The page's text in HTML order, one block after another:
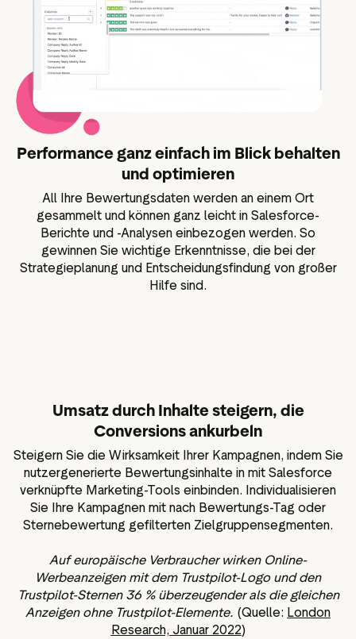
Performance ganz einfach im Blick behalten
und optimieren
All Ihre Bewertungsdaten werden an einem Ort
gesammelt und können ganz leicht in Salesforce-
Berichte und -Analysen einbezogen werden. So
gewinnen Sie wichtige Erkenntnisse, die bei der
Strategieplanung und Entscheidungsfindung von großer
Hilfe sind.
Umsatz durch Inhalte steigern, die
Conversions ankurbeln
Steigern Sie die Wirksamkeit Ihrer Kampagnen, indem Sie
nutzergenerierte Bewertungsinhalte in mit Salesforce
verknüpfte Marketing-Tools einbinden. Individualisieren
Sie Ihre Kampagnen mit nach Bewertungs-Tag oder
Sternebewertung gefilterten Zielgruppensegmenten.
Auf europäische Verbraucher wirken Online-
Werbeanzeigen mit dem Trustpilot-Logo und den
Trustpilot-Sternen 36 % überzeugender als die gleichen
Anzeigen ohne Trustpilot-Elemente. (Quelle: London
Research, Januar 2022)